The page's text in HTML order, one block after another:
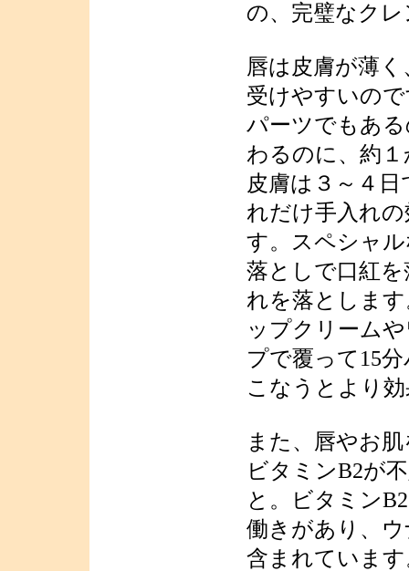
の、完璧なク
唇は皮膚が薄
受けやすいの
パーツでもあ
わるのに、約
皮膚は３～４
れだけ手入れ
す。スペシャ
落としで口紅
れを落としま
ップクリーム
プで覆って15
こなうとより
また、唇やお
ビタミンB2が
と。ビタミン
働きがあり、
含まれていま